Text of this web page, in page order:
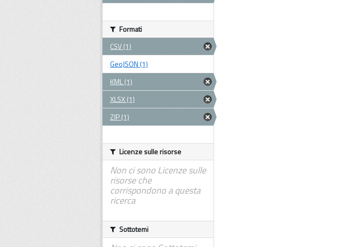
Formati
CSV (1)
GeoJSON (1)
KML (1)
XLSX (1)
ZIP (1)
Licenze sulle risorse
Non ci sono Licenze sulle
risorse che
corrispondono a questa
ricerca
Sottotemi